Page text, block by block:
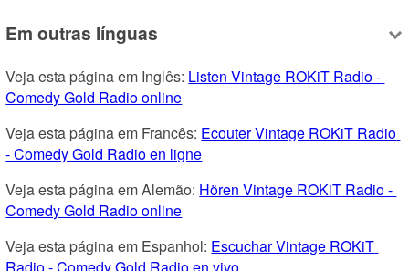
Em outras línguas
Veja esta página em Inglês: Listen Vintage ROKiT Radio -
Comedy Gold Radio online
Veja esta página em Francês: Ecouter Vintage ROKiT Radio
- Comedy Gold Radio en ligne
Veja esta página em Alemão: Hören Vintage ROKiT Radio -
Comedy Gold Radio online
Veja esta página em Espanhol: Escuchar Vintage ROKiT
Radio - Comedy Gold Radio en vivo